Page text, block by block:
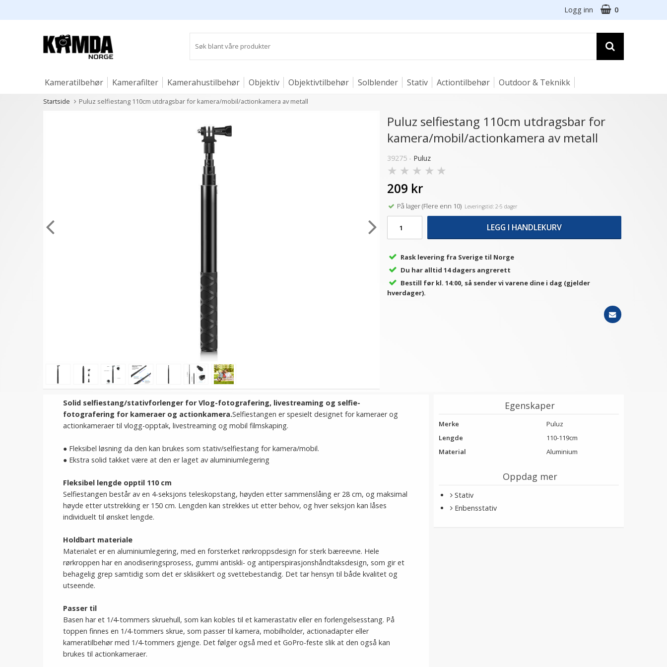
Logg inn 0
Kameratilbehør Kamerafilter Kamerahustilbehør Objektiv Objektivtilbehør Solblender Stativ Actiontilbehør Outdoor & Teknikk
Studio og lys
Startside Puluz selfiestang 110cm utdragsbar for kamera/mobil/actionkamera av metall
Puluz selfiestang 110cm utdragsbar for
kamera/mobil/actionkamera av metall
39275 - Puluz
★ ★ ★ ★ ★
209 kr
På lager (Flere enn 10)Leveringstid: 2-5 dager
LEGG I HANDLEKURV
Rask levering fra Sverige til Norge
Du har alltid 14 dagers angrerett
Bestill før kl. 14:00, så sender vi varene dine i dag (gjelder
hverdager).
Solid selfiestang/stativforlenger for Vlog-fotografering, livestreaming og selfie-
fotografering for kameraer og actionkamera.Selfiestangen er spesielt designet for kameraer og
actionkameraer til vlogg-opptak, livestreaming og mobil filmskaping.
● Fleksibel løsning da den kan brukes som stativ/selfiestang for kamera/mobil.
● Ekstra solid takket være at den er laget av aluminiumlegering
Fleksibel lengde opptil 110 cm
Selfiestangen består av en 4-seksjons teleskopstang, høyden etter sammenslåing er 28 cm, og maksimal
høyde etter utstrekking er 150 cm. Lengden kan strekkes ut etter behov, og hver seksjon kan låses
individuelt til ønsket lengde.
Holdbart materiale
Materialet er en aluminiumlegering, med en forsterket rørkroppsdesign for sterk bæreevne. Hele
rørkroppen har en anodiseringsprosess, gummi antiskli- og antiperspirasjonshåndtaksdesign, som gir et
behagelig grep samtidig som det er sklisikkert og svettebestandig. Det tar hensyn til både kvalitet og
utseende.
Passer til
Basen har et 1/4-tommers skruehull, som kan kobles til et kamerastativ eller en forlengelsesstang. På
toppen finnes en 1/4-tommers skrue, som passer til kamera, mobilholder, actionadapter eller
kameratilbehør med 1/4-tommers gjenge. Det følger også med et GoPro-feste slik at den også kan
brukes til actionkameraer.
Egenskaper
Merke
Puluz
Lengde
110-119cm
Material
Aluminium
Oppdag mer
Stativ
Enbensstativ